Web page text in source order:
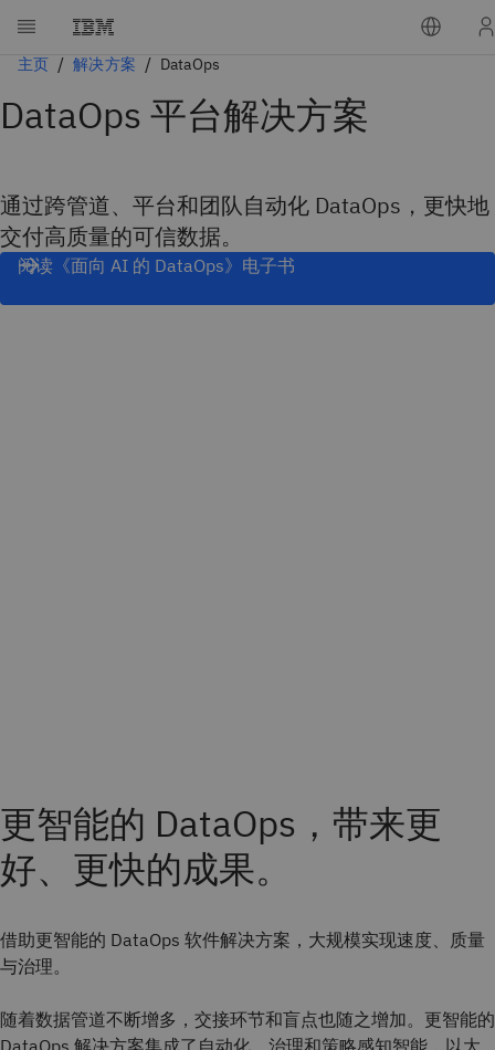
主页 解决方案 DataOps
DataOps 平台解决方案
通过跨管道、平台和团队自动化 DataOps，更快地
交付高质量的可信数据。
阅读《面向 AI 的 DataOps》电子书
更智能的 DataOps，带来更
好、更快的成果。
借助更智能的 DataOps 软件解决方案，大规模实现速度、质量
与治理。
随着数据管道不断增多，交接环节和盲点也随之增加。更智能的
DataOps 解决方案集成了自动化、治理和策略感知智能，以大